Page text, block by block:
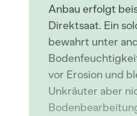
Anbau erfolgt
Direktsaat. Ein
bewahrt unter
vor Erosion und
Unkräuter aber